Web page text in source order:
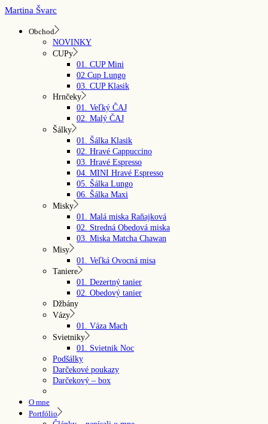
Skip
Martina Švarc
Obchod
NOVINKY
CUPy
01. CUP Mini
02.Cup Lungo
03. CUP Klasik
Hrnčeky
01. Veľký ČAJ
02. Malý ČAJ
Šálky
01. Šálka Klasik
02. Hravé Cappuccino
03. Hravé Espresso
04. MINI Hravé Espresso
05. Šálka Lungo
06. Šálka Maxi
Misky
01. Malá miska Raňajková
02. Stredná Obedová miska
03. Miska Matcha Chawan
Misy
01. Veľká Ovocná misa
Taniere
01. Dezertný tanier
02. Obedový tanier
Džbány
Vázy
01. Váza Mach
Svietniky
01. Svietnik Noc
Podšálky
Darčekové poukazy
Darčekový – box
O mne
Portfólio